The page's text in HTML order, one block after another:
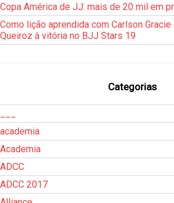
Copa América de JJ: mais de 20 mil em
Como lição aprendida com Carlson
Queiroz à vitória no BJJ Stars 19
Categorias
academia
Academia
ADCC
ADCC 2017